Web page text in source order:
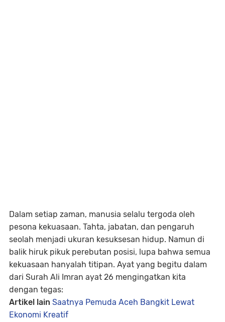
Dalam setiap zaman, manusia selalu tergoda oleh
pesona kekuasaan. Tahta, jabatan, dan pengaruh
seolah menjadi ukuran kesuksesan hidup. Namun di
balik hiruk pikuk perebutan posisi, lupa bahwa semua
kekuasaan hanyalah titipan. Ayat yang begitu dalam
dari Surah Ali Imran ayat 26 mengingatkan kita
dengan tegas:
Artikel lain Saatnya Pemuda Aceh Bangkit Lewat
Ekonomi Kreatif